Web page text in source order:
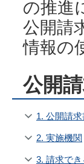
の推進
公開請
情報の
公開
1. 公開請
2. 実施機関
3. 請求で